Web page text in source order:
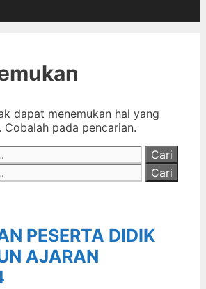
dapat menemukan hal yang
Cobalah pada pencarian.
PESERTA DIDIK
AJARAN